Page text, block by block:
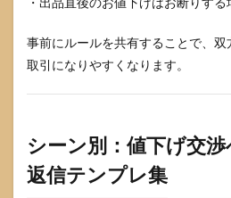
事前にルールを共有することで、
取引になりやすくなります。
シーン別：値下げ交渉
返信テンプレ集